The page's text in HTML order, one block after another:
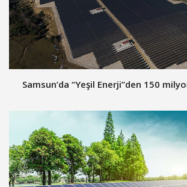
Samsun’da “Yeşil Enerji”den 150